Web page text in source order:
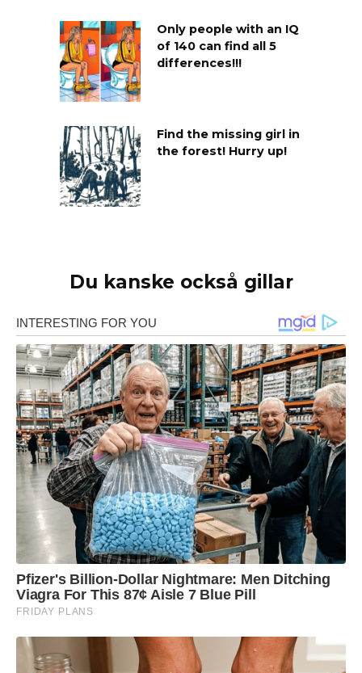
Only people with an IQ
of 140 can find all 5
differences!!!
Find the missing girl in
the forest! Hurry up!
Du kanske också gillar